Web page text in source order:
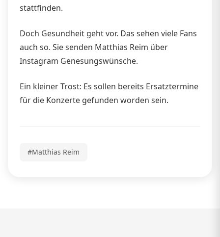
stattfinden.
Doch Gesundheit geht vor. Das sehen viele Fans
auch so. Sie senden Matthias Reim über
Instagram Genesungswünsche.
Ein kleiner Trost: Es sollen bereits Ersatztermine
für die Konzerte gefunden worden sein.
#Matthias Reim